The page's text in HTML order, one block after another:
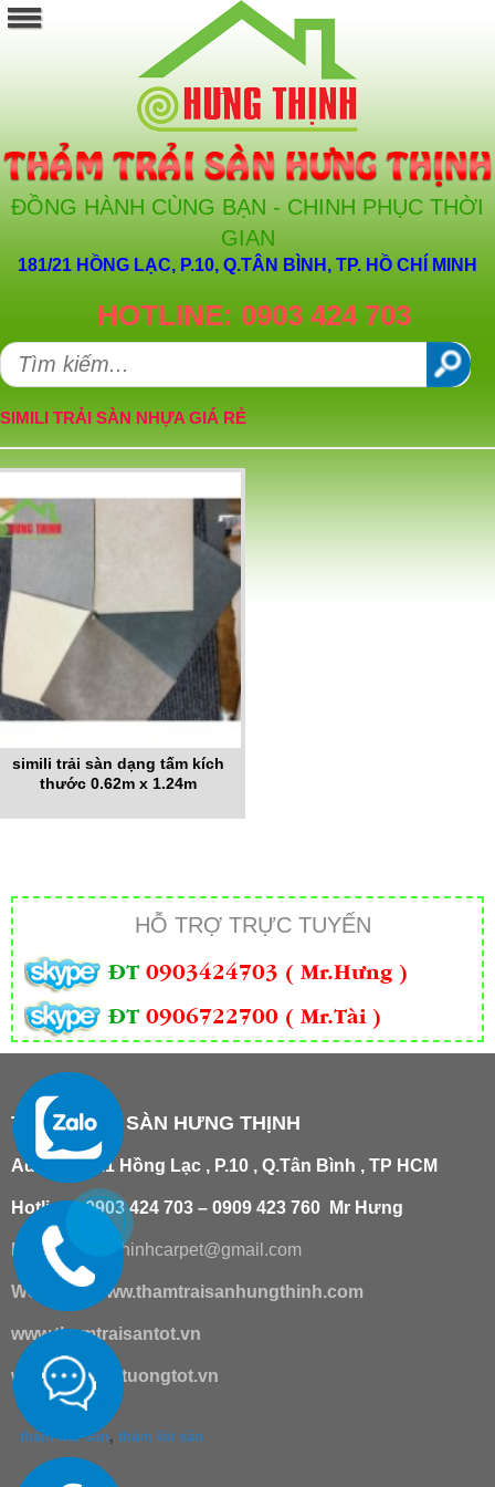
ĐỒNG HÀNH CÙNG BẠN - CHINH PHỤC THỜI
GIAN
181/21 HỒNG LẠC, P.10, Q.TÂN BÌNH, TP. HỒ CHÍ MINH
HOTLINE: 0903 424 703
SIMILI TRẢI SÀN NHỰA GIÁ RẺ
simili trải sàn dạng tấm kích
thước 0.62m x 1.24m
HỖ TRỢ TRỰC TUYẾN
ĐT 0903424703 ( Mr.Hưng )
ĐT 0906722700 ( Mr.Tài )
THẢM TRẢI SÀN HƯNG THỊNH
Add : 181/21 Hồng Lạc , P.10 , Q.Tân Bình , TP HCM
Hotline : 0903 424 703 – 0909 423 760 Mr Hưng
Email : hungthinhcarpet@gmail.com
Website: www.thamtraisanhungthinh.com
www.thamtraisantot.vn
www.giaydantuongtot.vn
thảm trải sàn, thảm lót sàn